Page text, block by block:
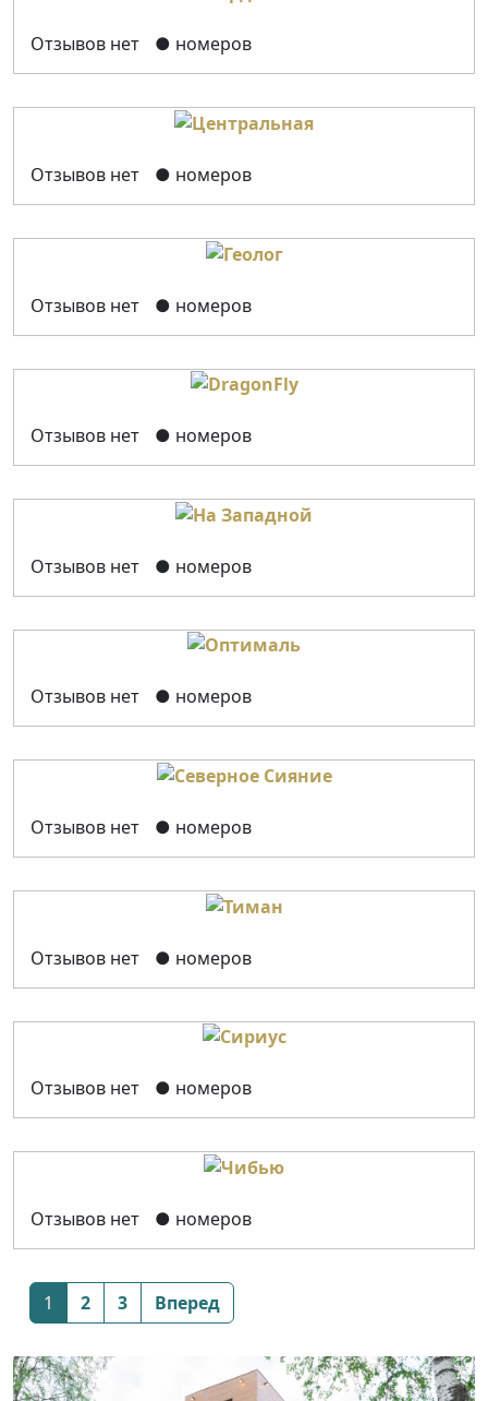
Отзывов нет ● номеров
Отзывов нет ● номеров
Отзывов нет ● номеров
Отзывов нет ● номеров
Отзывов нет ● номеров
Отзывов нет ● номеров
Отзывов нет ● номеров
Отзывов нет ● номеров
Отзывов нет ● номеров
Отзывов нет ● номеров
Posts
navigation
1 2 3 Вперед